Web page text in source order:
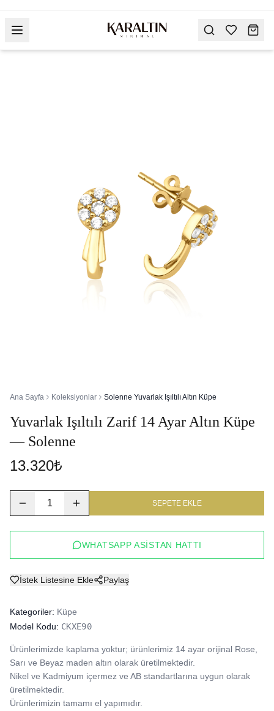
Ana Sayfa Koleksiyonlar Solenne Yuvarlak Işıltılı Altın Küpe
Yuvarlak Işıltılı Zarif 14 Ayar Altın Küpe
— Solenne
13.320₺
1 SEPETE EKLE
WHATSAPP ASISTAN HATTI
İstek Listesine Ekle Paylaş
Kategoriler: Küpe
Model Kodu: CKXE90
Ürünlerimizde kaplama yoktur; ürünlerimiz 14 ayar orijinal Rose,
Sarı ve Beyaz maden altın olarak üretilmektedir.
Nikel ve Kadmiyum içermez ve AB standartlarına uygun olarak
üretilmektedir.
Ürünlerimizin tamamı el yapımıdır.